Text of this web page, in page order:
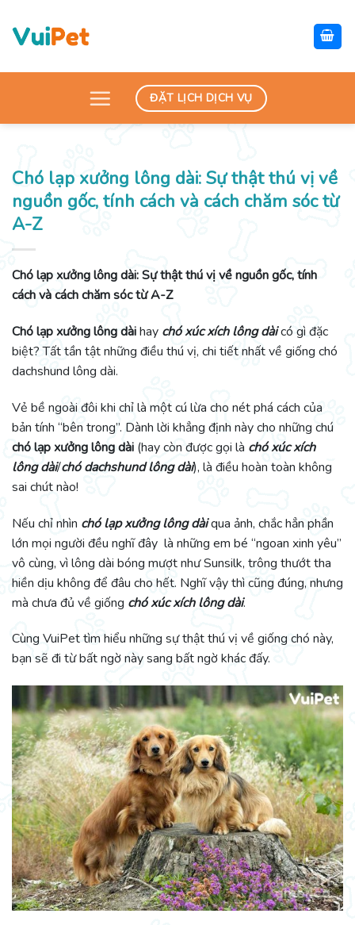
content
ĐẶT LỊCH DỊCH VỤ
Chó lạp xưởng lông dài: Sự thật thú vị về
nguồn gốc, tính cách và cách chăm sóc từ
A-Z
Chó lạp xưởng lông dài: Sự thật thú vị về nguồn gốc, tính
cách và cách chăm sóc từ A-Z
Chó lạp xưởng lông dàihay chó xúc xích lông dàicó gì đặc
biệt? Tất tần tật những điều thú vị, chi tiết nhất về giống chó
dachshund lông dài.
Vẻ bề ngoài đôi khi chỉ là một cú lừa cho nét phá cách của
bản tính “bên trong”. Dành lời khẳng định này cho những chú
chó lạp xưởng lông dài (hay còn được gọi là chó xúc xích
lông dài/chó dachshund lông dài), là điều hoàn toàn không
sai chút nào!
Nếu chỉ nhìn chó lạp xưởng lông dàiqua ảnh, chắc hẳn phần
lớn mọi người đều nghĩ đây là những em bé “ngoan xinh yêu”
vô cùng, vì lông dài bóng mượt như Sunsilk, trông thướt tha
hiền dịu không để đâu cho hết. Nghĩ vậy thì cũng đúng, nhưng
mà chưa đủ về giống chó xúc xích lông dài.
Cùng VuiPet tìm hiểu những sự thật thú vị về giống chó này,
bạn sẽ đi từ bất ngờ này sang bất ngờ khác đấy.